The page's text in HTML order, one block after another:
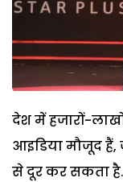
देश में हजारों-
आइडिया मौजूद
से दूर कर सकता